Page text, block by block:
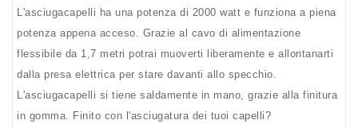
L'asciugacapelli ha una potenza di 2000 watt e funziona a piena
potenza appena acceso. Grazie al cavo di alimentazione
flessibile da 1,7 metri potrai muoverti liberamente e allontanarti
dalla presa elettrica per stare davanti allo specchio.
L'asciugacapelli si tiene saldamente in mano, grazie alla finitura
in gomma. Finito con l'asciugatura dei tuoi capelli?